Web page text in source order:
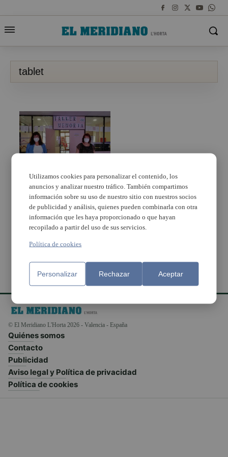
tablet
La concejalía de
Servicios Sociales de
Albalat dels Sorells
pone a disposición de
los escolares tablets
© El Meridiano L'Horta 2026 - Valencia - España
Quiénes somos
Contacto
Publicidad
Aviso legal y Política de privacidad
Política de cookies
Utilizamos cookies para personalizar el contenido, los
anuncios y analizar nuestro tráfico. También compartimos
información sobre su uso de nuestro sitio con nuestros socios
de publicidad y análisis, quienes pueden combinarla con otra
información que les haya proporcionado o que hayan
recopilado a partir del uso de sus servicios.
Política de cookies
Personalizar Rechazar Aceptar